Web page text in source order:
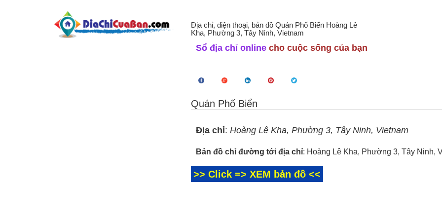
Địa chỉ, điện thoại, bản đồ Quán Phố Biển Hoàng Lê
Kha, Phường 3, Tây Ninh, Vietnam
Sổ địa chỉ online cho cuộc sống của bạn
Quán Phố Biển
Địa chỉ: Hoàng Lê Kha, Phường 3, Tây Ninh, Vietnam
Bản đồ chỉ đường tới địa chỉ: Hoàng Lê Kha, Phường 3, Tây Ninh,
>> Click => XEM bản đồ <<